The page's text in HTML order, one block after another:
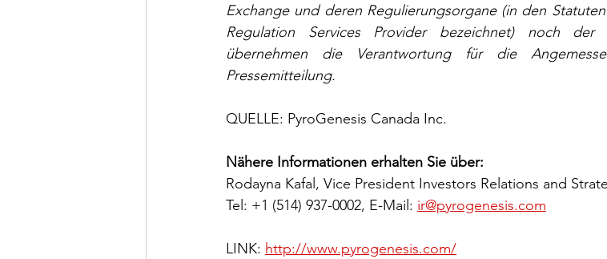
Exchange und deren Regulierungsorgane (in den
Regulation Services Provider bezeichnet) noch
übernehmen die Verantwortung für die
Pressemitteilung.
QUELLE: PyroGenesis Canada Inc.
Nähere Informationen erhalten Sie über:
Rodayna Kafal, Vice President Investors Relations and
Tel: +1 (514) 937-0002, E-Mail: ir@pyrogenesis.com
LINK: http://www.pyrogenesis.com/